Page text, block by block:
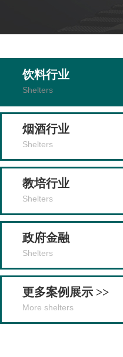
饮料行业
Shelters
烟酒行业
Shelters
教培行业
Shelters
政府金融
Shelters
更多案例展示 >>
More shelters